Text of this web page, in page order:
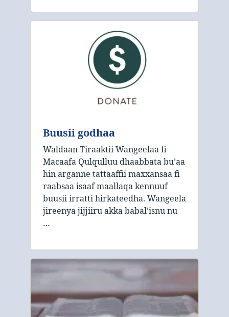
Buusii godhaa
Waldaan Tiraaktii Wangeelaa fi
Macaafa Qulqulluu dhaabbata bu’aa
hin arganne tattaaffii maxxansaa fi
raabsaa isaaf maallaqa kennuuf
buusii irratti hirkateedha. Wangeela
jireenya jijjiiru akka babal’isnu nu
…